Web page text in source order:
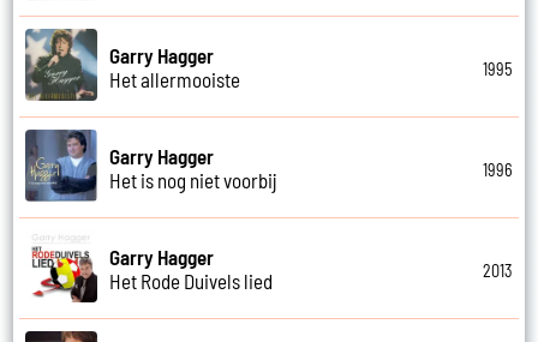
Garry Hagger
Het allermooiste
1995
Garry Hagger
Het is nog niet voorbij
1996
Garry Hagger
Het Rode Duivels lied
2013